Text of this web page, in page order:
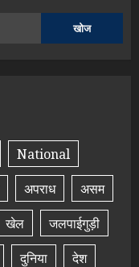
खोज
National
अपराध
असम
खेल
जलपाईगुड़ी
दुनिया देश